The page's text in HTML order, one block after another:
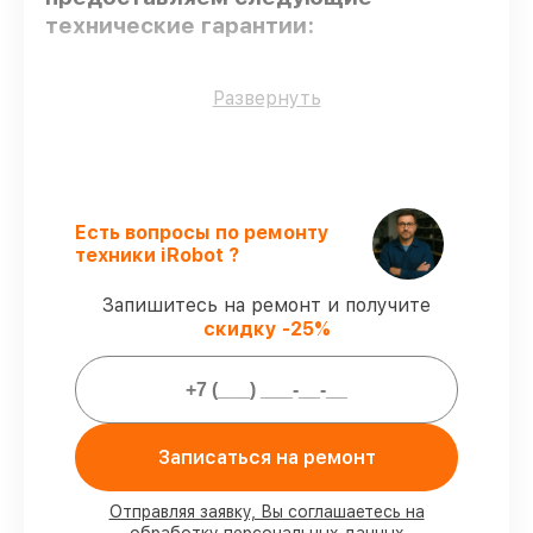
технические гарантии:
Только фирменные комплектующие
Выполнение работ вовремя
–
соблюдаем сроки починки робота-
пылесоса Roomba 800, согласованные с
клиентом.
Гарантийное обслуживание
обслуживаем роботов-пылесосов всегда
со строгим соблюдением гарантийных
обязательств.
Мы гарантируем:
Развернуть
Есть вопросы по ремонту
техники iRobot ?
Запишитесь на ремонт и получите
скидку -25%
Записаться на ремонт
Отправляя заявку, Вы соглашаетесь на